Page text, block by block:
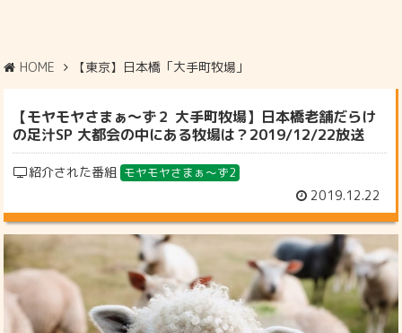
HOME 【東京】日本橋「大手町牧場」
【モヤモヤさまぁ～ず２ 大手町牧場】日本橋老舗だらけ
の足汁SP 大都会の中にある牧場は？2019/12/22放送
紹介された番組 モヤモヤさまぁ～ず2
2019.12.22